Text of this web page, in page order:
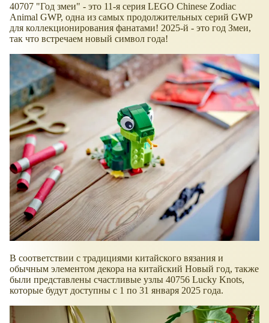
40707 "Год змеи" - это 11-я серия LEGO Chinese Zodiac
Animal GWP, одна из самых продолжительных серий GWP
для коллекционирования фанатами! 2025-й - это год Змеи,
так что встречаем новый символ года!
В соответствии с традициями китайского вязания и
обычным элементом декора на китайский Новый год, также
были представлены счастливые узлы 40756 Lucky Knots,
которые будут доступны с 1 по 31 января 2025 года.